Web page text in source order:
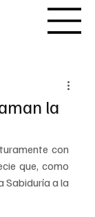
la
con
que, como
Sabiduría a la